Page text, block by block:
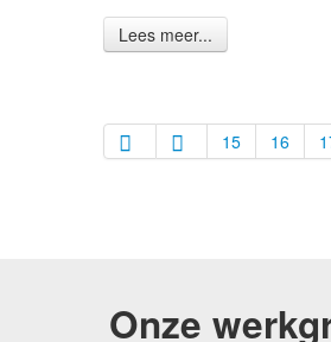
Lees meer...
15 16
Onze